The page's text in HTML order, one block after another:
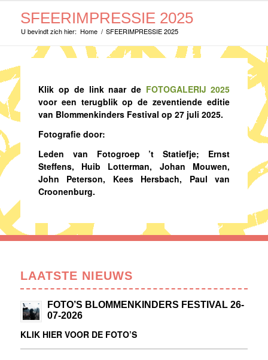
SFEERIMPRESSIE 2025
U bevindt zich hier: Home / SFEERIMPRESSIE 2025
Klik op de link naar de FOTOGALERIJ 2025
voor een terugblik op de zeventiende editie
van Blommenkinders Festival op 27 juli 2025.
Fotografie door:
Leden van Fotogroep ’t Statiefje; Ernst
Steffens, Huib Lotterman, Johan Mouwen,
John Peterson, Kees Hersbach, Paul van
Croonenburg.
LAATSTE NIEUWS
FOTO’S BLOMMENKINDERS FESTIVAL 26-
07-2026
KLIK HIER VOOR DE FOTO’S